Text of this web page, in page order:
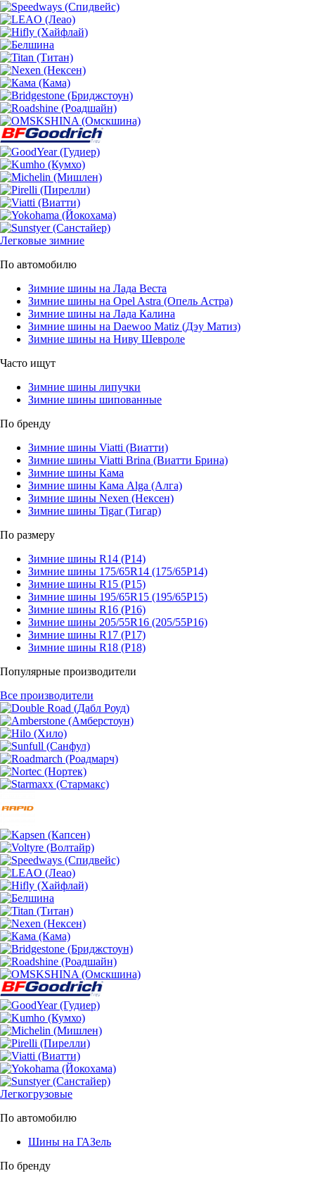
Легковые зимние
По автомобилю
Зимние шины на Лада Веста
Зимние шины на Opel Astra (Опель Астра)
Зимние шины на Лада Калина
Зимние шины на Daewoo Matiz (Дэу Матиз)
Зимние шины на Ниву Шевроле
Часто ищут
Зимние шины липучки
Зимние шины шипованные
По бренду
Зимние шины Viatti (Виатти)
Зимние шины Viatti Brina (Виатти Брина)
Зимние шины Кама
Зимние шины Кама Alga (Алга)
Зимние шины Nexen (Нексен)
Зимние шины Tigar (Тигар)
По размеру
Зимние шины R14 (Р14)
Зимние шины 175/65R14 (175/65Р14)
Зимние шины R15 (Р15)
Зимние шины 195/65R15 (195/65Р15)
Зимние шины R16 (Р16)
Зимние шины 205/55R16 (205/55Р16)
Зимние шины R17 (Р17)
Зимние шины R18 (Р18)
Популярные производители
Все производители
Легкогрузовые
По автомобилю
Шины на ГАЗель
По бренду